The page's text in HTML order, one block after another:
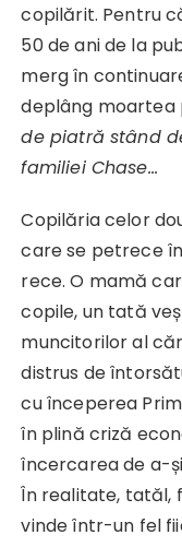
copilărit. Pentru
50 de ani de la
merg în
deplâng moartea
de piatră stând
familiei Chase…
Copilăria celor
care se petrece
rece. O mamă
copile, un tată
muncitorilor al
distrus de
cu începerea
în plină criză
încercarea de a-
În realitate, tatăl,
vinde într-un fel